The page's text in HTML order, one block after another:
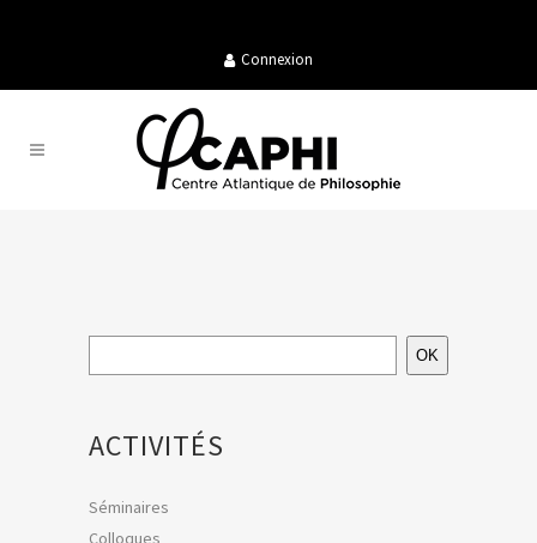
Connexion
OK
ACTIVITÉS
Séminaires
Colloques